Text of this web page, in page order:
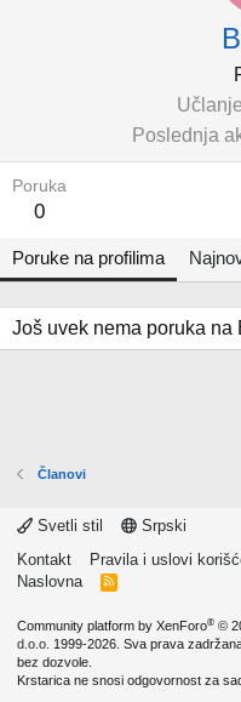
Poslednja
Poruka
0
Poruke na profilima
Još uvek nema poruka na
Članovi
Svetli stil
Srpski
Kontakt
Pravila i uslovi
Naslovna
R
Community platform by XenForo® ©
d.o.o. 1999-2026. Sva prava
bez dozvole.
Krstarica ne snosi odgovornost za